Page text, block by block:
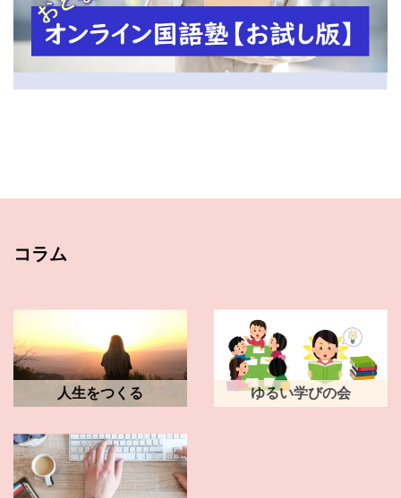
コラム
人生をつくる ゆるい学びの会